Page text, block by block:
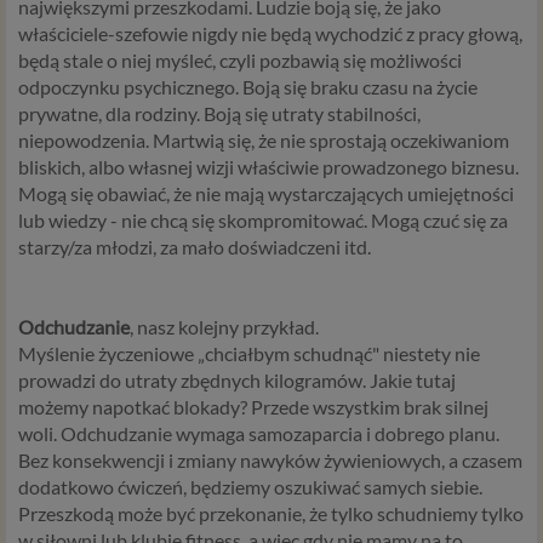
największymi przeszkodami. Ludzie boją się, że jako
właściciele-szefowie nigdy nie będą wychodzić z pracy głową,
będą stale o niej myśleć, czyli pozbawią się możliwości
odpoczynku psychicznego. Boją się braku czasu na życie
prywatne, dla rodziny. Boją się utraty stabilności,
niepowodzenia. Martwią się, że nie sprostają oczekiwaniom
bliskich, albo własnej wizji właściwie prowadzonego biznesu.
Mogą się obawiać, że nie mają wystarczających umiejętności
lub wiedzy - nie chcą się skompromitować. Mogą czuć się za
starzy/za młodzi, za mało doświadczeni itd.
Odchudzanie, nasz kolejny przykład.
Myślenie życzeniowe „chciałbym schudnąć" niestety nie
prowadzi do utraty zbędnych kilogramów. Jakie tutaj
możemy napotkać blokady? Przede wszystkim brak silnej
woli. Odchudzanie wymaga samozaparcia i dobrego planu.
Bez konsekwencji i zmiany nawyków żywieniowych, a czasem
dodatkowo ćwiczeń, będziemy oszukiwać samych siebie.
Przeszkodą może być przekonanie, że tylko schudniemy tylko